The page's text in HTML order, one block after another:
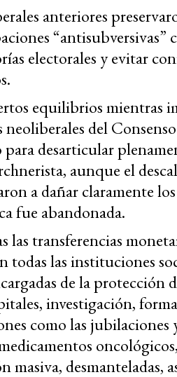
anteriores
“antisubversivas”
electorales y evitar
equilibrios mientras
del
desarticular
aunque el
a dañar claramente
fue abandonada.
transferencias
todas las instituciones
de la protección
investigación,
como las jubilaciones
masiva, desmanteladas,